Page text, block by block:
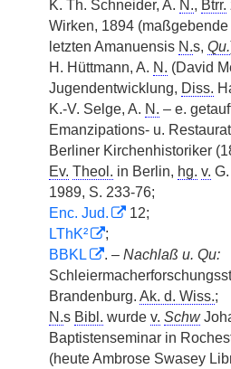
K. Th. Schneider, A. N., Btrr.
Wirken, 1894 (maßgebende
letzten Amanuensis N.s, Qu.
H. Hüttmann, A. N. (David
Jugendentwicklung, Diss.
K.-V. Selge, A. N. – e.
Emanzipations- u.
Berliner Kirchenhistoriker
Ev. Theol. in Berlin, hg. v.
1989, S. 233-76;
Enc. Jud.
12;
LThK²
;
BBKL
. – Nachlaß u. Qu:
Brandenburg. Ak. d. Wiss.;
N.s Bibl. wurde v. Schw
Baptistenseminar in
(heute Ambrose Swasey